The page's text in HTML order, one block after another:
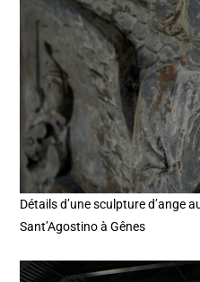
Détails d’une sculpture d’ange
Sant’Agostino à Gênes